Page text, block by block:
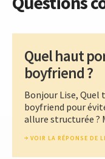
Quel haut
boyfriend ?
Bonjour Lise, Quel
boyfriend pour
allure structurée ?
VOIR LA RÉPONSE DE